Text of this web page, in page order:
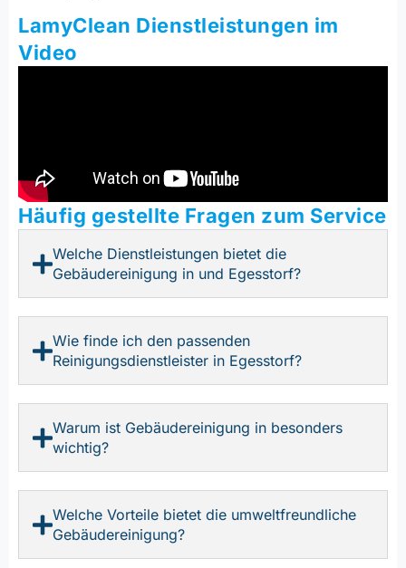
LamyClean Dienstleistungen im
Video
Häufig gestellte Fragen zum Service
Welche Dienstleistungen bietet die
Gebäudereinigung in und Egesstorf?
Wie finde ich den passenden
Reinigungsdienstleister in Egesstorf?
Warum ist Gebäudereinigung in besonders
wichtig?
Welche Vorteile bietet die umweltfreundliche
Gebäudereinigung?